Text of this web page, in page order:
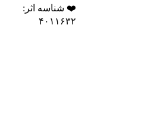
❤️ شناسه اثر:
۴۰۱۱۶۳۲